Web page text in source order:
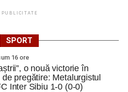
de promovare a sustenabilității.
mesaje, să lucrăm în echipă și
PUBLICITATE
SPORT
16 ore
o nouă victorie în
pregătire: Metalurgistul
Inter Sibiu 1-0 (0-0)